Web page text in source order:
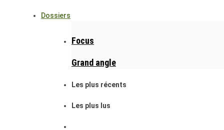
Dossiers
Focus
Grand angle
Les plus récents
Les plus lus